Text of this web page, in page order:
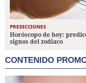
PREDICCIONES
Horóscopo de hoy:
signos del zodiaco
CONTENIDO